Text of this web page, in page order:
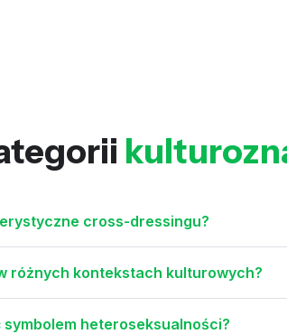
cross-dressingu?
różnych kontekstach kulturowych?
heteroseksualności?